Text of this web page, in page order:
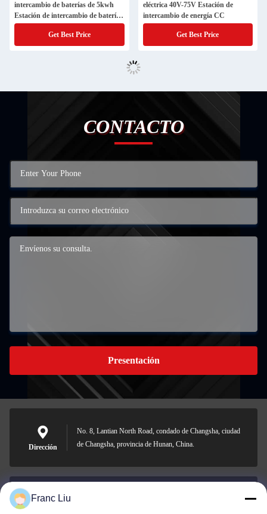
intercambio de baterías de 5kwh
Estación de intercambio de baterías
de salida de 100W
Get Best Price
eléctrica 40V-75V Estación de
intercambio de energía CC
Get Best Price
CONTACTO
Presentación
Dirección
No. 8, Lantian North Road, condado de Changsha, ciudad
de Changsha, provincia de Hunan, China.
Franc Liu